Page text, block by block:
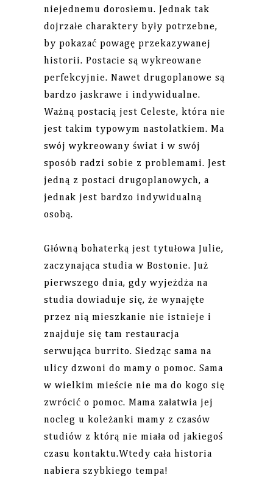
niejednemu dorosłemu. Jednak tak
dojrzałe charaktery były potrzebne,
by pokazać powagę przekazywanej
historii. Postacie są wykreowane
perfekcyjnie. Nawet drugoplanowe są
bardzo jaskrawe i indywidualne.
Ważną postacią jest Celeste, która nie
jest takim typowym nastolatkiem. Ma
swój wykreowany świat i w swój
sposób radzi sobie z problemami. Jest
jedną z postaci drugoplanowych, a
jednak jest bardzo indywidualną
osobą.
Główną bohaterką jest tytułowa Julie,
zaczynająca studia w Bostonie. Już
pierwszego dnia, gdy wyjeżdża na
studia dowiaduje się, że wynajęte
przez nią mieszkanie nie istnieje i
znajduje się tam restauracja
serwująca burrito. Siedząc sama na
ulicy dzwoni do mamy o pomoc. Sama
w wielkim mieście nie ma do kogo się
zwrócić o pomoc. Mama załatwia jej
nocleg u koleżanki mamy z czasów
studiów z którą nie miała od jakiegoś
czasu kontaktu.Wtedy cała historia
nabiera szybkiego tempa!